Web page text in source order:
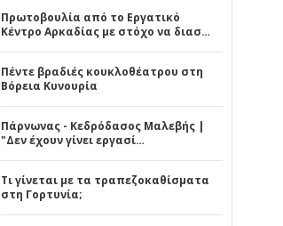
Πρωτοβουλία από το Εργατικό
Κέντρο Αρκαδίας με στόχο να διασ…
Πέντε βραδιές κουκλοθέατρου στη
Βόρεια Κυνουρία
Πάρνωνας - Κεδρόδασος Μαλεβής |
"Δεν έχουν γίνει εργασί…
Τι γίνεται με τα τραπεζοκαθίσματα
στη Γορτυνία;